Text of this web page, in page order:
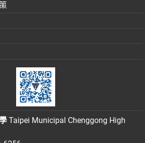
Taipei Municipal Chenggong High